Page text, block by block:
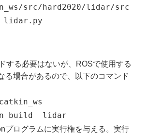
src/hard2020/lidar/src
lidar.py
する必要はないが、ROSで使用する
る場合があるので、以下のコマンド
build lidar
プログラムに実行権を与える。実行